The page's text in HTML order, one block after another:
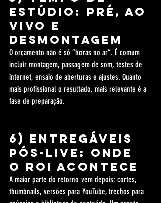
estúdio: pré, ao
vivo e
desmontagem
O orçamento não é só “horas no ar”. É comum
incluir montagem, passagem de som, testes de
internet, ensaio de aberturas e ajustes. Quanto
mais profissional o resultado, mais relevante é a
fase de preparação.
6) Entregáveis
pós-live: onde
o ROI acontece
A maior parte do retorno vem depois: cortes,
thumbnails, versões para YouTube, trechos para